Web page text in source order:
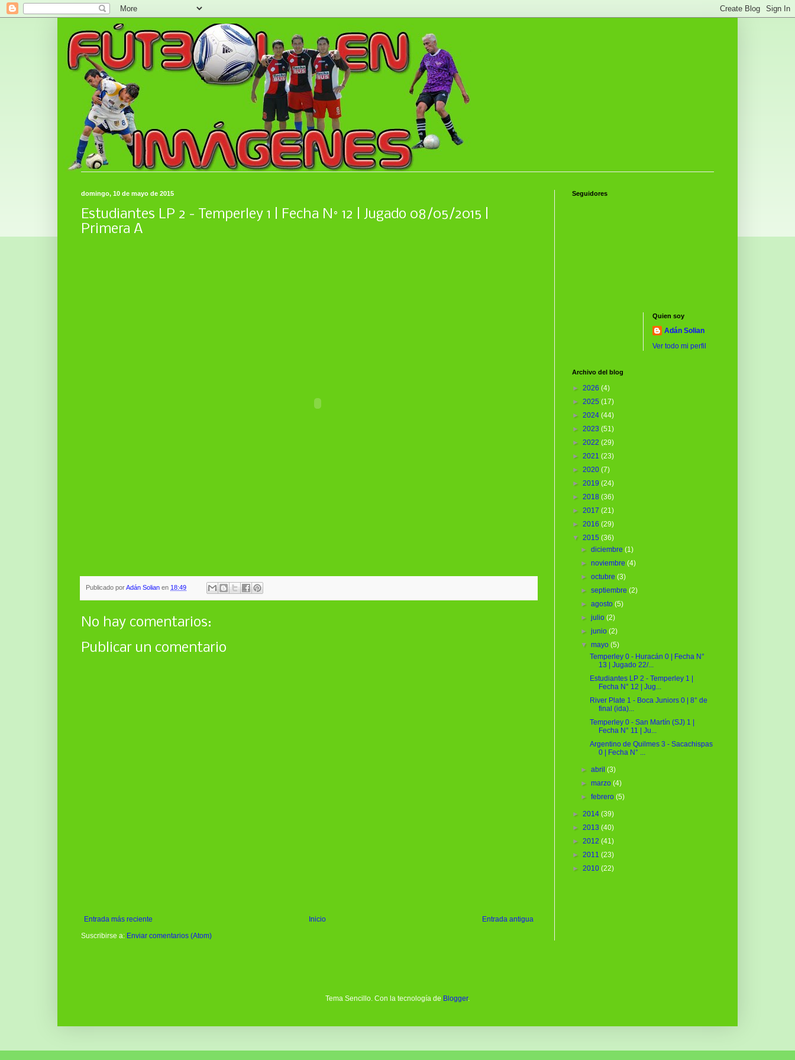
domingo, 10 de mayo de 2015
Estudiantes LP 2 - Temperley 1 | Fecha N° 12 | Jugado 08/05/2015 |
Primera A
Publicado porAdán Solian en 18:49
No hay comentarios:
Publicar un comentario
Entrada más reciente Entrada antigua
Inicio
Suscribirse a: Enviar comentarios (Atom)
Seguidores
Quien soy
Adán Solian
Ver todo mi perfil
Archivo del blog
► 2026 (4)
► 2025 (17)
► 2024 (44)
► 2023 (51)
► 2022 (29)
► 2021 (23)
► 2020 (7)
► 2019 (24)
► 2018 (36)
► 2017 (21)
► 2016 (29)
▼ 2015 (36)
►diciembre(1)
►noviembre(4)
►octubre(3)
►septiembre(2)
►agosto(5)
►julio(2)
►junio(2)
▼mayo(5)
Temperley 0 - Huracán 0 | Fecha N°
13 | Jugado 22/...
Estudiantes LP 2 - Temperley 1 |
Fecha N° 12 | Jug...
River Plate 1 - Boca Juniors 0 | 8° de
final (ida)...
Temperley 0 - San Martín (SJ) 1 |
Fecha N° 11 | Ju...
Argentino de Quilmes 3 - Sacachispas
0 | Fecha N° ...
►abril(3)
►marzo(4)
►febrero(5)
► 2014 (39)
► 2013 (40)
► 2012 (41)
► 2011 (23)
► 2010 (22)
Tema Sencillo. Con la tecnología de Blogger.